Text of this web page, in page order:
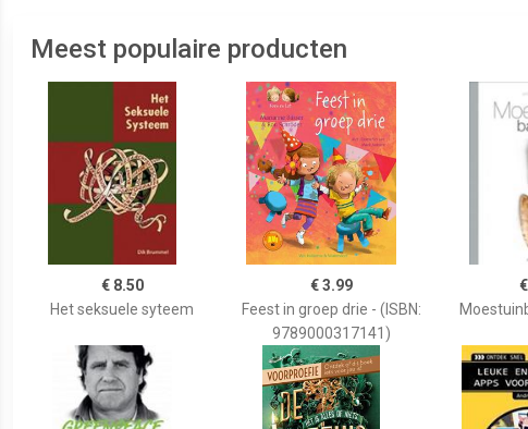
Meest populaire producten
€ 8.50
Het seksuele syteem
€ 3.99
Feest in groep drie - (ISBN:
9789000317141)